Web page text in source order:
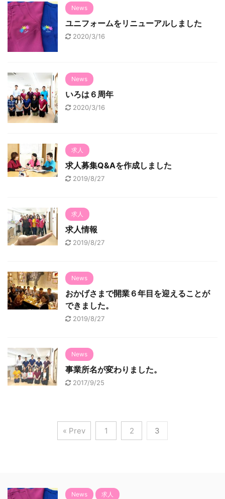
News
ユニフォームをリニューアルしました
2020/3/16
News
いろは６周年
2020/3/16
求人
求人募集Q&Aを作成しました
2019/8/27
求人
求人情報
2019/8/27
News
おかげさまで開業６年目を迎えることが
できました。
2019/8/27
News
事業所名が変わりました。
2017/9/25
« Prev 1 2 3
News 求人